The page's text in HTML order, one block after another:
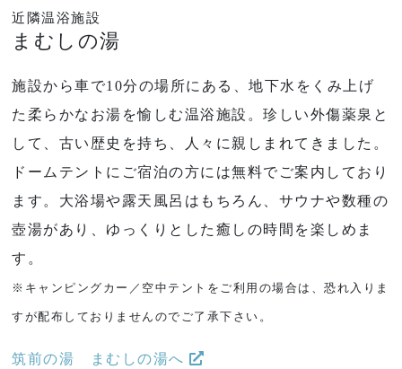
近隣温浴施設
まむしの湯
施設から車で10分の場所にある、地下水をくみ上げ
た柔らかなお湯を愉しむ温浴施設。珍しい外傷薬泉と
して、古い歴史を持ち、人々に親しまれてきました。
ドームテントにご宿泊の方には無料でご案内しており
ます。大浴場や露天風呂はもちろん、サウナや数種の
壺湯があり、ゆっくりとした癒しの時間を楽しめま
す。
※キャンピングカー／空中テントをご利用の場合は、恐れ入りま
すが配布しておりませんのでご了承下さい。
筑前の湯 まむしの湯へ